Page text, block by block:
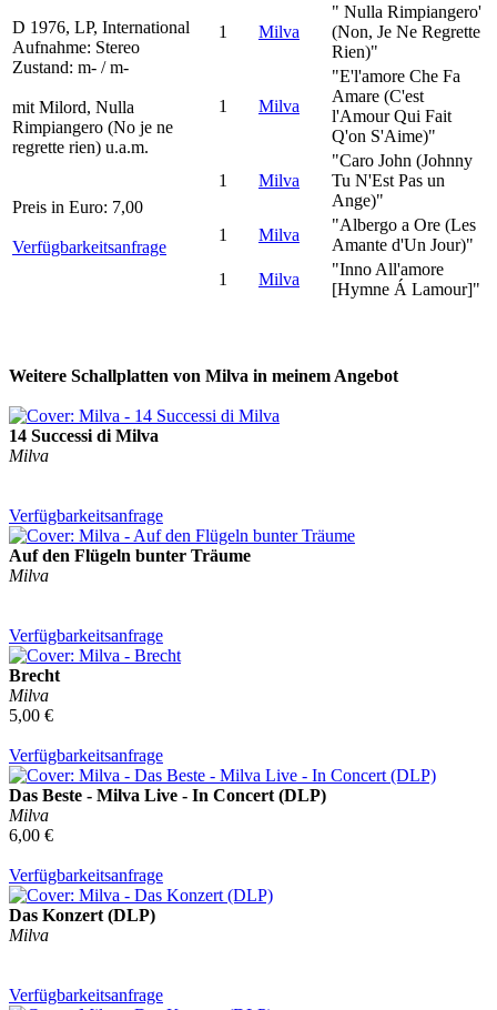
D 1976, LP, International
Aufnahme: Stereo
Zustand: m- / m-
mit Milord, Nulla
Rimpiangero (No je ne
regrette rien) u.a.m.
Preis in Euro: 7,00
Verfügbarkeitsanfrage
1 Milva
" Nulla Rimpiangero'
(Non, Je Ne Regrette
Rien)"
1 Milva
"E'l'amore Che Fa
Amare (C'est
l'Amour Qui Fait
Q'on S'Aime)"
1 Milva
"Caro John (Johnny
Tu N'Est Pas un
Ange)"
1
Milva
"Albergo a Ore (Les
Amante d'Un Jour)"
1
Milva
"Inno All'amore
[Hymne Á Lamour]"
Weitere Schallplatten von Milva in meinem Angebot
14 Successi di Milva
Milva
Verfügbarkeitsanfrage
Auf den Flügeln bunter Träume
Milva
Verfügbarkeitsanfrage
Brecht
Milva
5,00 €
Verfügbarkeitsanfrage
Das Beste - Milva Live - In Concert (DLP)
Milva
6,00 €
Verfügbarkeitsanfrage
Das Konzert (DLP)
Milva
Verfügbarkeitsanfrage